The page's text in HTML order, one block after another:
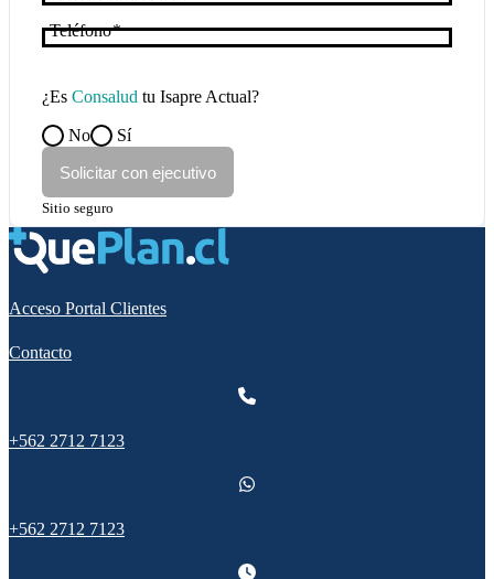
Teléfono
¿Es Consalud tu Isapre Actual?
No
Sí
Solicitar con ejecutivo
Sitio seguro
Acceso Portal Clientes
Contacto
+562 2712 7123
+562 2712 7123